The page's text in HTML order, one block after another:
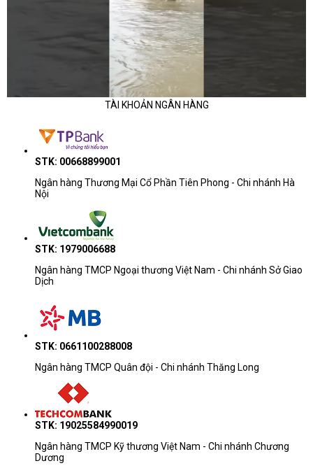
TÀI KHOẢN NGÂN HÀNG
STK: 00668899001
Ngân hàng Thương Mại Cổ Phần Tiên Phong - Chi nhánh Hà
Nội
STK: 1979006688
Ngân hàng TMCP Ngoại thương Việt Nam - Chi nhánh Sở Giao
Dịch
STK: 0661100288008
Ngân hàng TMCP Quân đội - Chi nhánh Thăng Long
STK: 19025584990019
Ngân hàng TMCP Kỹ thương Việt Nam - Chi nhánh Chương
Dương